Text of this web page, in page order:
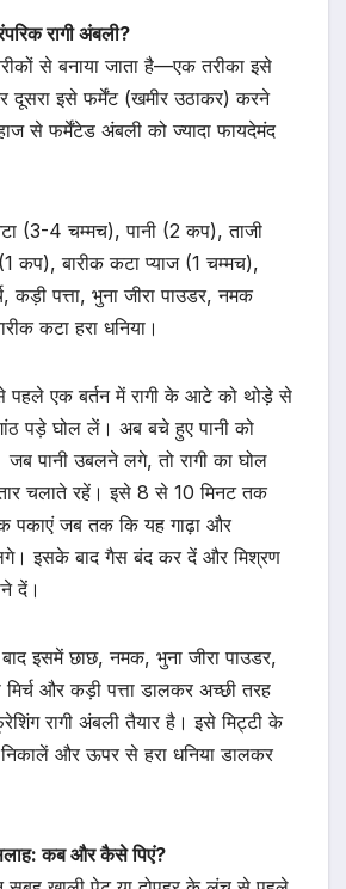
रागी अंबली?
से बनाया जाता है—एक तरीका इसे
दूसरा इसे फर्मेंट (खमीर उठाकर) करने
से फर्मेंटेड अंबली को ज्यादा फायदेमंद
(3-4 चम्मच), पानी (2 कप), ताजी
कप), बारीक कटा प्याज (1 चम्मच),
कड़ी पत्ता, भुना जीरा पाउडर, नमक
कटा हरा धनिया।
पहले एक बर्तन में रागी के आटे को थोड़े से
पड़े घोल लें। अब बचे हुए पानी को
पानी उबलने लगे, तो रागी का घोल
चलाते रहें। इसे 8 से 10 मिनट तक
पकाएं जब तक कि यह गाढ़ा और
इसके बाद गैस बंद कर दें और मिश्रण
दें।
इसमें छाछ, नमक, भुना जीरा पाउडर,
और कड़ी पत्ता डालकर अच्छी तरह
रागी अंबली तैयार है। इसे मिट्टी के
और ऊपर से हरा धनिया डालकर
कब और कैसे पिएं?